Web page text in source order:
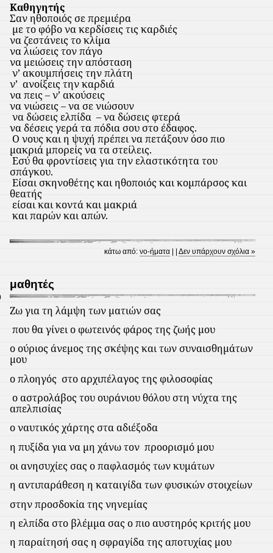
Καθηγητής
Σαν ηθοποιός σε πρεμιέρα
με το φόβο να κερδίσεις τις καρδιές
να ζεστάνεις το κλίμα
να λιώσεις τον πάγο
να μειώσεις την απόσταση
ν’ ακουμπήσεις την πλάτη
ν’ ανοίξεις την καρδιά
να πεις – ν’ ακούσεις
να νιώσεις – να σε νιώσουν
να δώσεις ελπίδα – να δώσεις φτερά
να δέσεις γερά τα πόδια σου στο έδαφος.
Ο νους και η ψυχή πρέπει να πετάξουν όσο πιο
μακριά μπορείς να τα στείλεις.
Εσύ θα φροντίσεις για την ελαστικότητα του
σπάγκου.
Είσαι σκηνοθέτης και ηθοποιός και κομπάρσος και
θεατής
είσαι και κοντά και μακριά
και παρών και απών.
κάτω από:νο-ήματα | |Δεν υπάρχουν σχόλια »
μαθητές
Ζω για τη λάμψη των ματιών σας
που θα γίνει ο φωτεινός φάρος της ζωής μου
oούριος άνεμος της σκέψης και των συναισθημάτων
μου
ο πλοηγός στο αρχιπέλαγος της φιλοσοφίας
ο αστρολάβος του ουράνιου θόλου στη νύχτα της
απελπισίας
ο ναυτικός χάρτης στα αδιέξοδα
η πυξίδα για να μη χάνω τον προορισμό μου
οι ανησυχίες σας ο παφλασμός των κυμάτων
η αντιπαράθεση η καταιγίδα των φυσικών στοιχείων
στην προσδοκία της νηνεμίας
η ελπίδα στο βλέμμα σας ο πιο αυστηρός κριτής μου
η παραίτησή σας η σφραγίδα της αποτυχίας μου